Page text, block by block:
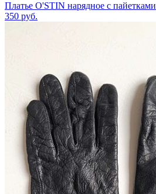
Платье O'STIN нарядное с пайетками
350 руб.